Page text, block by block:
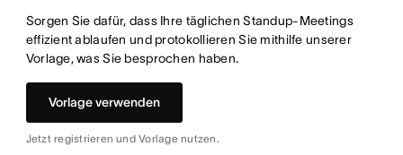
Sorgen Sie dafür, dass Ihre täglichen Standup-Meetings
effizient ablaufen und protokollieren Sie mithilfe unserer
Vorlage, was Sie besprochen haben.
Vorlage verwenden
Jetzt registrieren und Vorlage nutzen.